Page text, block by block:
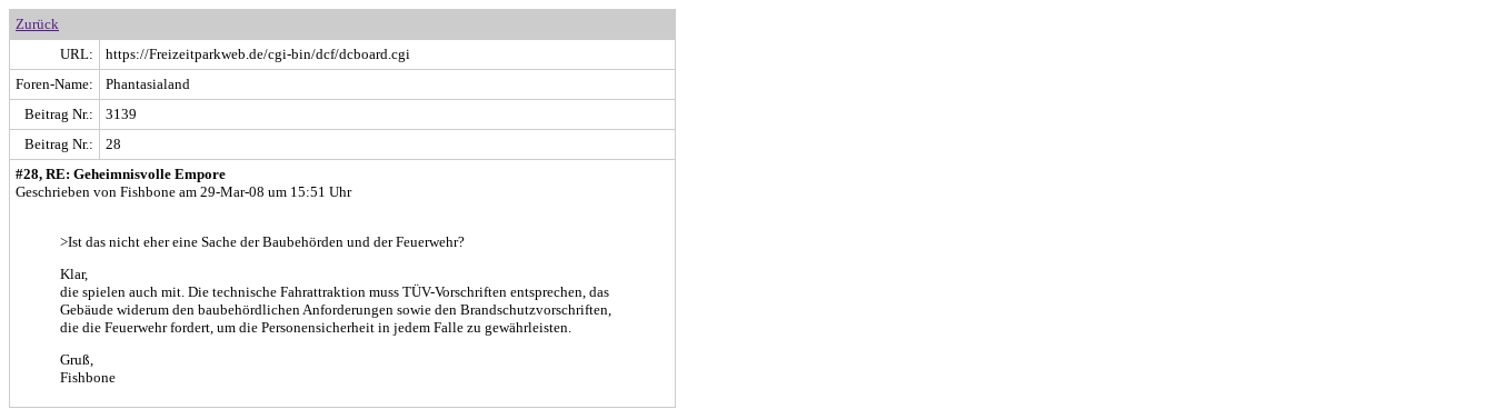
Zurück
URL:
https://Freizeitparkweb.de/cgi-bin/dcf/dcboard.cgi
Foren-Name:
Phantasialand
Beitrag Nr.:
3139
Beitrag Nr.:
28
#28, RE: Geheimnisvolle Empore
Geschrieben von Fishbone am 29-Mar-08 um 15:51 Uhr
>Ist das nicht eher eine Sache der Baubehörden und der Feuerwehr?
Klar,
die spielen auch mit. Die technische Fahrattraktion muss TÜV-Vorschriften entsprechen, das
Gebäude widerum den baubehördlichen Anforderungen sowie den Brandschutzvorschriften,
die die Feuerwehr fordert, um die Personensicherheit in jedem Falle zu gewährleisten.
Gruß,
Fishbone